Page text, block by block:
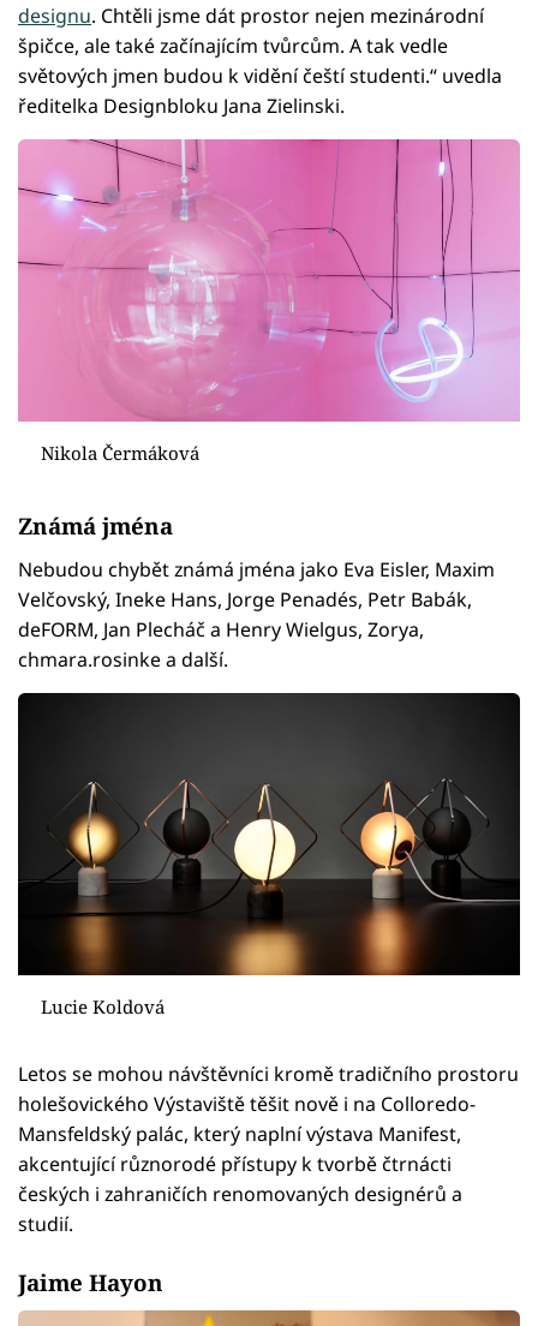
designu. Chtěli jsme dát prostor nejen mezinárodní
špičce, ale také začínajícím tvůrcům. A tak vedle
světových jmen budou k vidění čeští studenti.“ uvedla
ředitelka Designbloku Jana Zielinski.
Nikola Čermáková
Známá jména
Nebudou chybět známá jména jako Eva Eisler, Maxim
Velčovský, Ineke Hans, Jorge Penadés, Petr Babák,
deFORM, Jan Plecháč a Henry Wielgus, Zorya,
chmara.rosinke a další.
Lucie Koldová
Letos se mohou návštěvníci kromě tradičního prostoru
holešovického Výstaviště těšit nově i na Colloredo-
Mansfeldský palác, který naplní výstava Manifest,
akcentující různorodé přístupy k tvorbě čtrnácti
českých i zahraničích renomovaných designérů a
studií.
Jaime Hayon